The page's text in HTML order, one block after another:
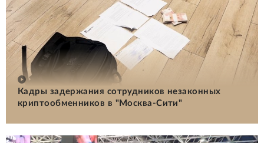
Кадры задержания сотрудников незаконных
криптообменников в "Москва-Сити"